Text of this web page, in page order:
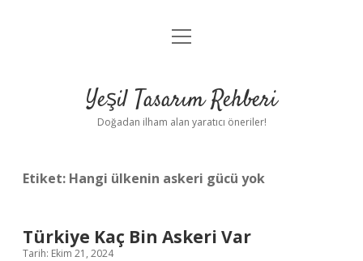
Anasayfa
Yasal Uyarı
menüyü
Yeşil Tasarım Rehberi
Doğadan ilham alan yaratıcı öneriler!
Etiket: Hangi ülkenin askeri gücü yok
Türkiye Kaç Bin Askeri Var
Tarih: Ekim 21, 2024